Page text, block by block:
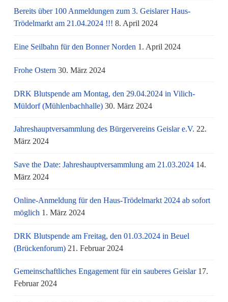
Bereits über 100 Anmeldungen zum 3. Geislarer Haus-
Trödelmarkt am 21.04.2024 !!! 8. April 2024
Eine Seilbahn für den Bonner Norden 1. April 2024
Frohe Ostern 30. März 2024
DRK Blutspende am Montag, den 29.04.2024 in Vilich-
Müldorf (Mühlenbachhalle) 30. März 2024
Jahreshauptversammlung des Bürgervereins Geislar e.V. 22.
März 2024
Save the Date: Jahreshauptversammlung am 21.03.2024 14.
März 2024
Online-Anmeldung für den Haus-Trödelmarkt 2024 ab sofort
möglich 1. März 2024
DRK Blutspende am Freitag, den 01.03.2024 in Beuel
(Brückenforum) 21. Februar 2024
Gemeinschaftliches Engagement für ein sauberes Geislar 17.
Februar 2024